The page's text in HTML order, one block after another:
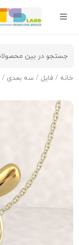
خانه / فایل / سه بعدی /